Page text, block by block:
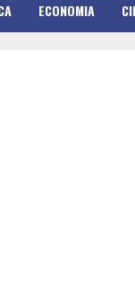
ECONOMIA